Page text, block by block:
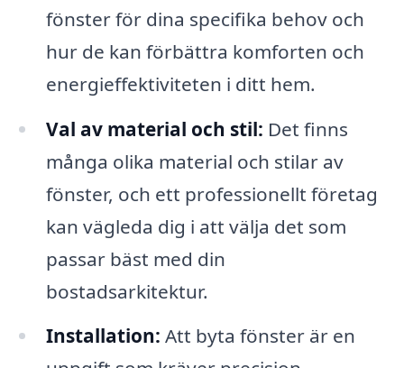
fönster för dina specifika behov och
hur de kan förbättra komforten och
energieffektiviteten i ditt hem.
Val av material och stil: Det finns
många olika material och stilar av
fönster, och ett professionellt företag
kan vägleda dig i att välja det som
passar bäst med din
bostadsarkitektur.
Installation: Att byta fönster är en